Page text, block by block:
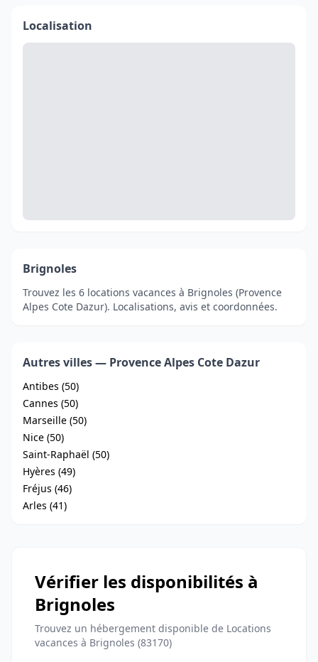
Localisation
Brignoles
Trouvez les 6 locations vacances à Brignoles (Provence
Alpes Cote Dazur). Localisations, avis et coordonnées.
Autres villes — Provence Alpes Cote Dazur
Antibes (50)
Cannes (50)
Marseille (50)
Nice (50)
Saint-Raphaël (50)
Hyères (49)
Fréjus (46)
Arles (41)
Vérifier les disponibilités à
Brignoles
Trouvez un hébergement disponible de Locations
vacances à Brignoles (83170)